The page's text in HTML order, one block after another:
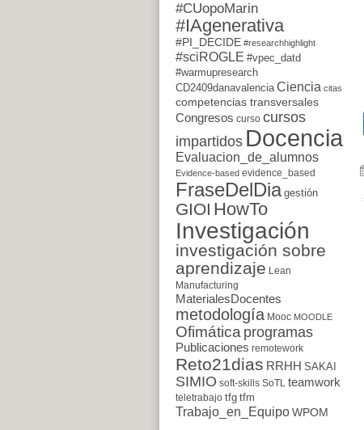
#CUopoMarin
#IAgenerativa
#PI_DECIDE #researchhighlight
#sciROGLE #vpec_datd
#warmupresearch
CD2409danavalencia Ciencia citas
competencias transversales
Congresos curso cursos
impartidos Docencia
Evaluacion_de_alumnos
Evidence-based evidence_based
FraseDelDia gestión
GIOI HowTo
Investigación
investigación sobre
aprendizaje Lean
Manufacturing
MaterialesDocentes
metodología Mooc MOODLE
Ofimáticaprogramas
Publicaciones remotework
Reto21dias RRHH SAKAI
SIMIO soft-skills SoTL teamwork
teletrabajo tfg tfm
Trabajo_en_EquipoWPOM